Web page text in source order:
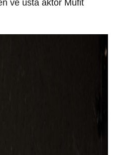
ve usta aktör Müfit